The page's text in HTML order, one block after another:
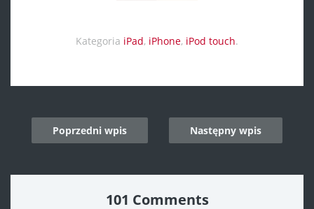
Kategoria iPad, iPhone, iPod touch.
navigation
Poprzedni wpis Następny wpis
101 Comments